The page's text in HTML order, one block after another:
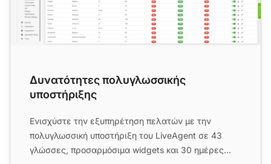
Δυνατότητες πολυγλωσσικής
υποστήριξης
Ενισχύστε την εξυπηρέτηση πελατών με την
πολυγλωσσική υποστήριξη του LiveAgent σε 43
γλώσσες, προσαρμόσιμα widgets και 30 ημέρες